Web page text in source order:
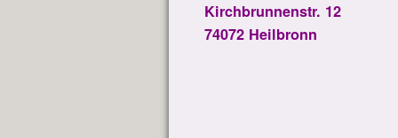
Kirchbrunnenstr. 12
74072 Heilbronn